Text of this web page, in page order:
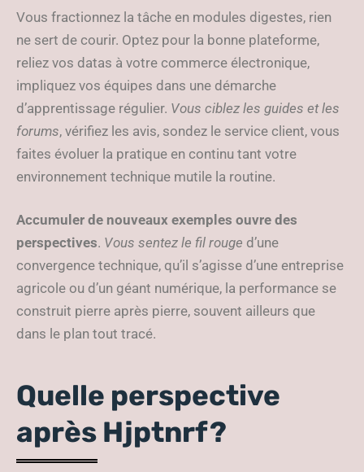
Vous fractionnez la tâche en modules digestes, rien
ne sert de courir. Optez pour la bonne plateforme,
reliez vos datas à votre commerce électronique,
impliquez vos équipes dans une démarche
d’apprentissage régulier. Vous ciblez les guides et les
forums, vérifiez les avis, sondez le service client, vous
faites évoluer la pratique en continu tant votre
environnement technique mutile la routine.
Accumuler de nouveaux exemples ouvre des
perspectives. Vous sentez le fil rouge d’une
convergence technique, qu’il s’agisse d’une entreprise
agricole ou d’un géant numérique, la performance se
construit pierre après pierre, souvent ailleurs que
dans le plan tout tracé.
Quelle perspective
après Hjptnrf ?